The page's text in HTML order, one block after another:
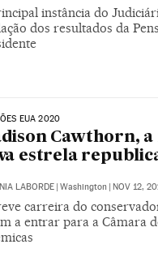
instância do
dos resultados da
EUA 2020
Cawthorn, a
estrela
LABORDE | Washington | NOV 12,
carreira do
a entrar para a Câmara